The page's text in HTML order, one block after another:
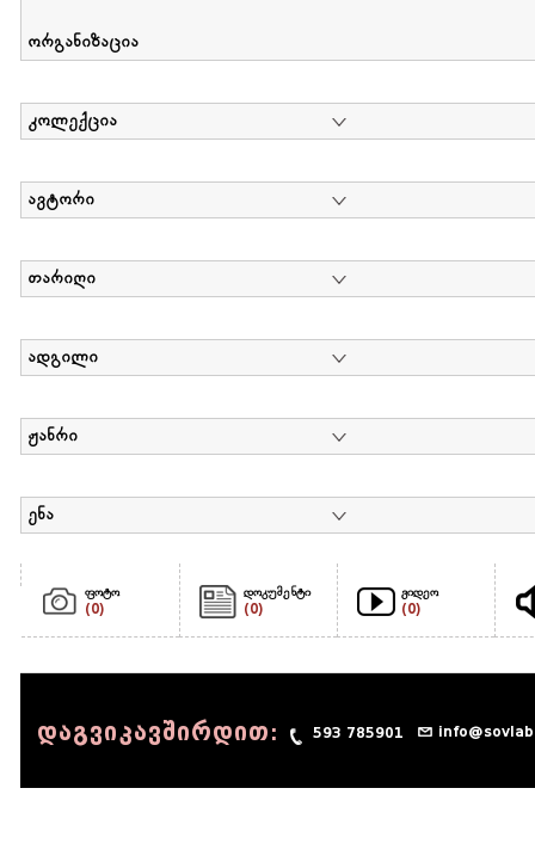
ორგანიზაცია
კოლექცია
ავტორი
თარიღი
ადგილი
ჟანრი
ენა
ფოტო
(0)
დოკუმენტი
(0)
ვიდეო
(0)
დაგვიკავშირდით: 593 785901